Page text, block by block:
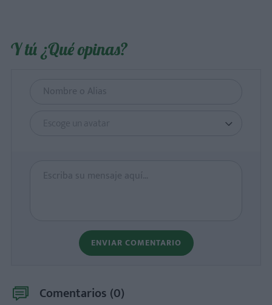
Y tú ¿Qué opinas?
Escoge un avatar
ENVIAR COMENTARIO
Comentarios (0)